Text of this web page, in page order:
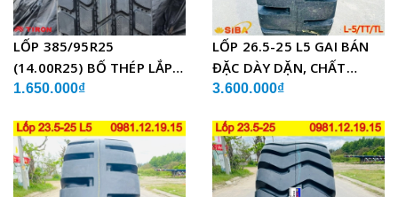
LỐP 385/95R25
(14.00R25) BỐ THÉP LẮP
XE CẨU
1.650.000₫
LỐP 26.5-25 L5 GAI BÁN
ĐẶC DÀY DẶN, CHẤT
LƯỢNG
3.600.000₫